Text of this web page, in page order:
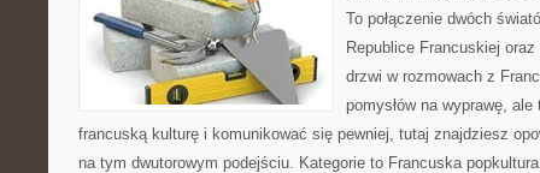
To połączenie dwóch
Republice Francuskiej
drzwi w rozmowach z
pomysłów na wyprawę,
francuską kulturę i komunikować się pewniej, tutaj znajdziesz
na tym dwutorowym podejściu. Kategorie to Francuska